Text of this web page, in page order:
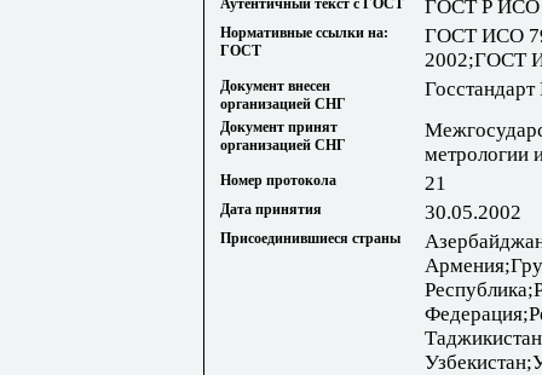
Аутентичный текст с ГОСТ ГОСТ Р ИСО
Нормативные ссылки на:
ГОСТ
ГОСТ ИСО
2002;ГОСТ
Документ внесен
организацией СНГ
Госстандарт
Документ принят
организацией СНГ
метрологии
Номер протокола 21
Дата принятия 30.05.2002
Присоединившиеся страны